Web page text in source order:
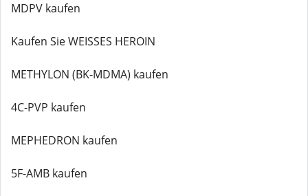
MDPV kaufen
Kaufen Sie WEISSES HEROIN
METHYLON (BK-MDMA) kaufen
4C-PVP kaufen
MEPHEDRON kaufen
5F-AMB kaufen